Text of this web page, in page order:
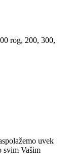
rog, 200, 300,
uvek
svim Vašim